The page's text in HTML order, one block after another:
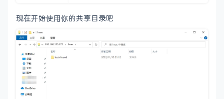
现在开始使用你的共享目录吧